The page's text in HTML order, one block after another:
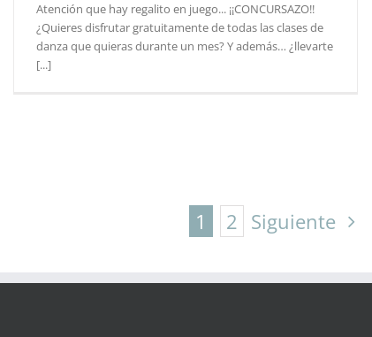
Atención que hay regalito en juego... ¡¡CONCURSAZO!!
¿Quieres disfrutar gratuitamente de todas las clases de
danza que quieras durante un mes? Y además… ¿llevarte
[...]
1 2 Siguiente